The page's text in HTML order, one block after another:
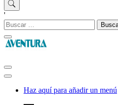
'
Buscar:
Haz aquí para añadir un menú